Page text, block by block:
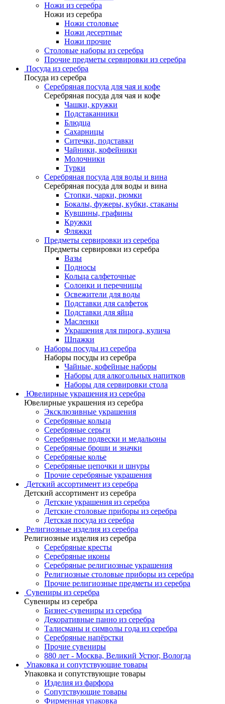
Ножи из серебра
Ножи из серебра
Ножи столовые
Ножи десертные
Ножи прочие
Столовые наборы из серебра
Прочие предметы сервировки из серебра
Посуда из серебра
Посуда из серебра
Серебряная посуда для чая и кофе
Серебряная посуда для чая и кофе
Чашки, кружки
Подстаканники
Блюдца
Сахарницы
Ситечки, подставки
Чайники, кофейники
Молочники
Турки
Серебряная посуда для воды и вина
Серебряная посуда для воды и вина
Стопки, чарки, рюмки
Бокалы, фужеры, кубки, стаканы
Кувшины, графины
Кружки
Фляжки
Предметы сервировки из серебра
Предметы сервировки из серебра
Вазы
Подносы
Кольца салфеточные
Солонки и перечницы
Освежители для воды
Подставки для салфеток
Подставки для яйца
Масленки
Украшения для пирога, кулича
Шпажки
Наборы посуды из серебра
Наборы посуды из серебра
Чайные, кофейные наборы
Наборы для алкогольных напитков
Наборы для сервировки стола
Ювелирные украшения из серебра
Ювелирные украшения из серебра
Эксклюзивные украшения
Серебряные кольца
Серебряные серьги
Серебряные подвески и медальоны
Серебряные броши и значки
Серебряные колье
Серебряные цепочки и шнуры
Прочие серебряные украшения
Детский ассортимент из серебра
Детский ассортимент из серебра
Детские украшения из серебра
Детские столовые приборы из серебра
Детская посуда из серебра
Религиозные изделия из серебра
Религиозные изделия из серебра
Серебряные кресты
Серебряные иконы
Серебряные религиозные украшения
Религиозные столовые приборы из серебра
Прочие религиозные предметы из серебра
Сувениры из серебра
Сувениры из серебра
Бизнес-сувениры из серебра
Декоративные панно из серебра
Талисманы и символы года из серебра
Серебряные напёрстки
Прочие сувениры
880 лет - Москва, Великий Устюг, Вологда
Упаковка и сопутствующие товары
Упаковка и сопутствующие товары
Изделия из фарфора
Сопутствующие товары
Фирменная упаковка